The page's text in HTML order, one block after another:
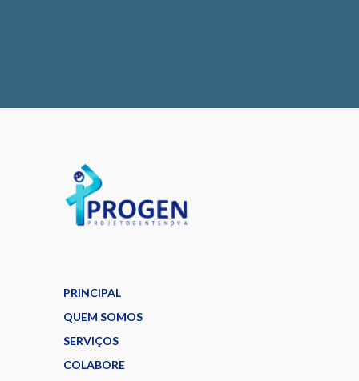
PRINCIPAL
QUEM SOMOS
SERVIÇOS
COLABORE